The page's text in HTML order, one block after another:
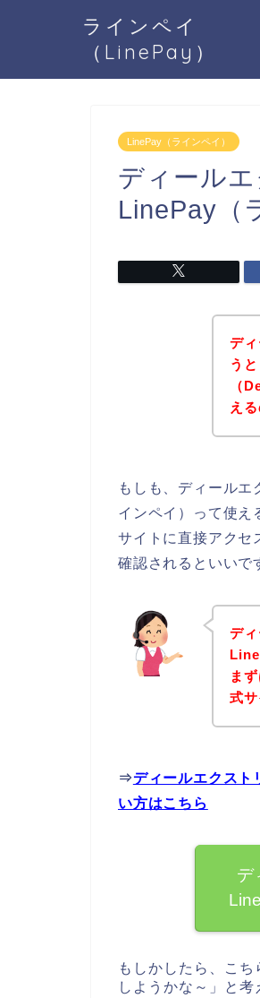
ラインペイ
（LinePay）
LinePay（ラインペイ）
ディール
LinePay（
デ
う
（
え
もしも、ディール
インペイ）って使
サイトに直接アクセ
確認されるといいで
デ
ま
式
⇒ディールエクス
い方はこちら
デ
もしかしたら、こ
しようかな～」と考